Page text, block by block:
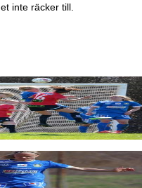
inte räcker till.